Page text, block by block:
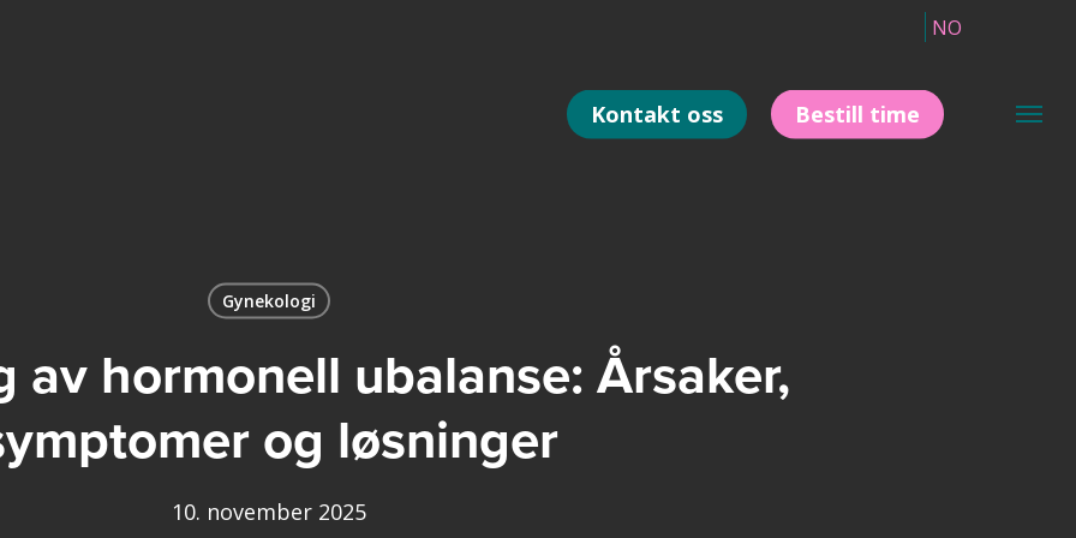
NO
Kontakt oss Bestill time Meny
Gynekologi
av hormonell ubalanse: Årsaker,
og løsninger
10. november 2025